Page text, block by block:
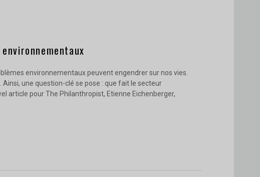
environnementaux peuvent engendrer sur nos vies.
Ainsi, une question-clé se pose : que fait le secteur
article pour The Philanthropist, Etienne Eichenberger,